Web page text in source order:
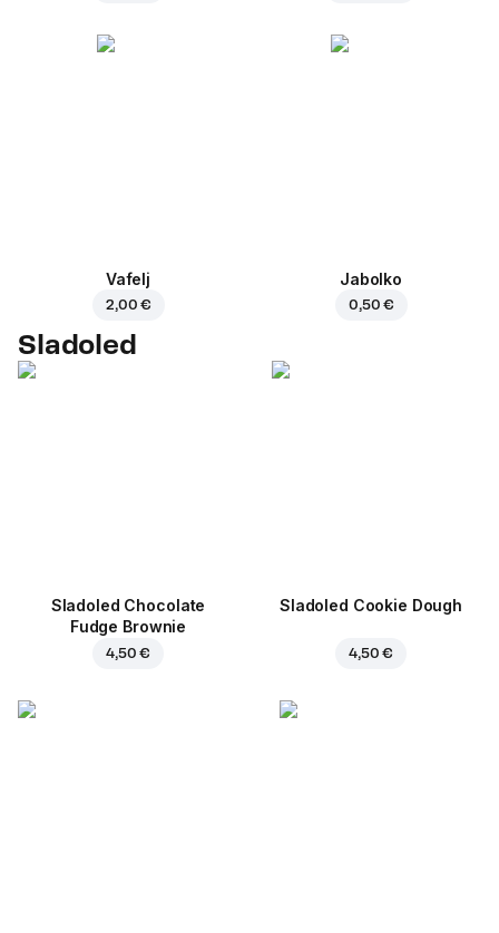
Vafelj
2,00 €
Jabolko
0,50 €
Sladoled
Sladoled Chocolate
Fudge Brownie
4,50 €
Sladoled Cookie Dough
4,50 €